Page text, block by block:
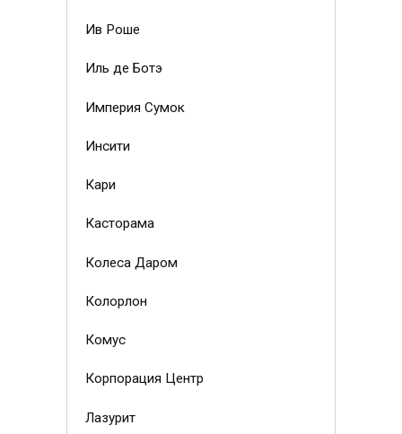
Ив Роше
Иль де Ботэ
Империя Сумок
Инсити
Кари
Касторама
Колеса Даром
Колорлон
Комус
Корпорация Центр
Лазурит